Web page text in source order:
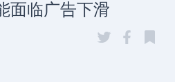
面临广告下滑